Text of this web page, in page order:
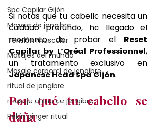
Spa Capilar Gijón
Masaje de jengibre
Tensión muscular
Masajes del mundo
Masaje corporal de jengibre
ritual de jengibre
masaje chino de jengibre
Pekín ginger ritual
Si notas que tu cabello necesita un
cuidado profundo, ha llegado el
momento de probar el Reset
Capilar by L’Oréal Professionnel,
Japanese Head Spa Gijón.
Por qué tu cabello se
daña